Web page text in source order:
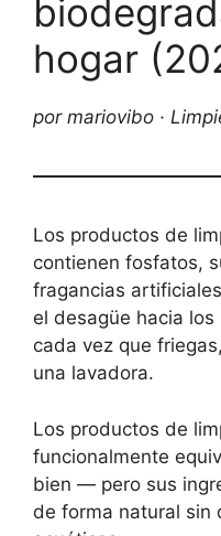
hogar
por mariovibo ·
Los productos de
contienen fosfatos,
fragancias
el desagüe hacia los
cada vez que
una lavadora.
Los productos de
funcionalmente
bien — pero sus
de forma natural sin